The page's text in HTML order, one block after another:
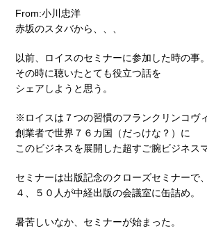
From:小川忠洋
赤坂のスタバから、、、
以前、ロイスのセミナーに参加した時の事。
その時に聴いたとても役立つ話を
シェアしようと思う。
※ロイスは７つの習慣のフランクリンコヴ
創業者で世界７６カ国（だっけな？）に
このビジネスを展開した超すご腕ビジネスマ
セミナーは出版記念のクローズセミナーで、
４、５０人が中経出版の会議室に缶詰め。
暑苦しいなか、セミナーが始まった。